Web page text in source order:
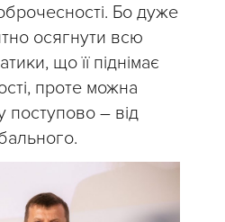
Бо дуже
осягнути всю
що її піднімає
проте можна
поступово – від